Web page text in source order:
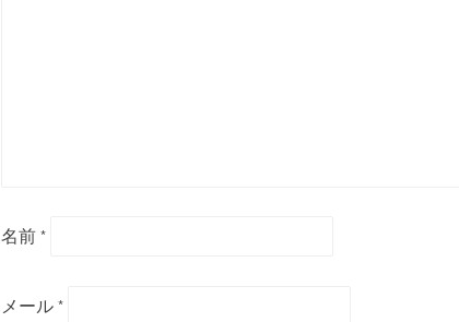
名前 *
メール *